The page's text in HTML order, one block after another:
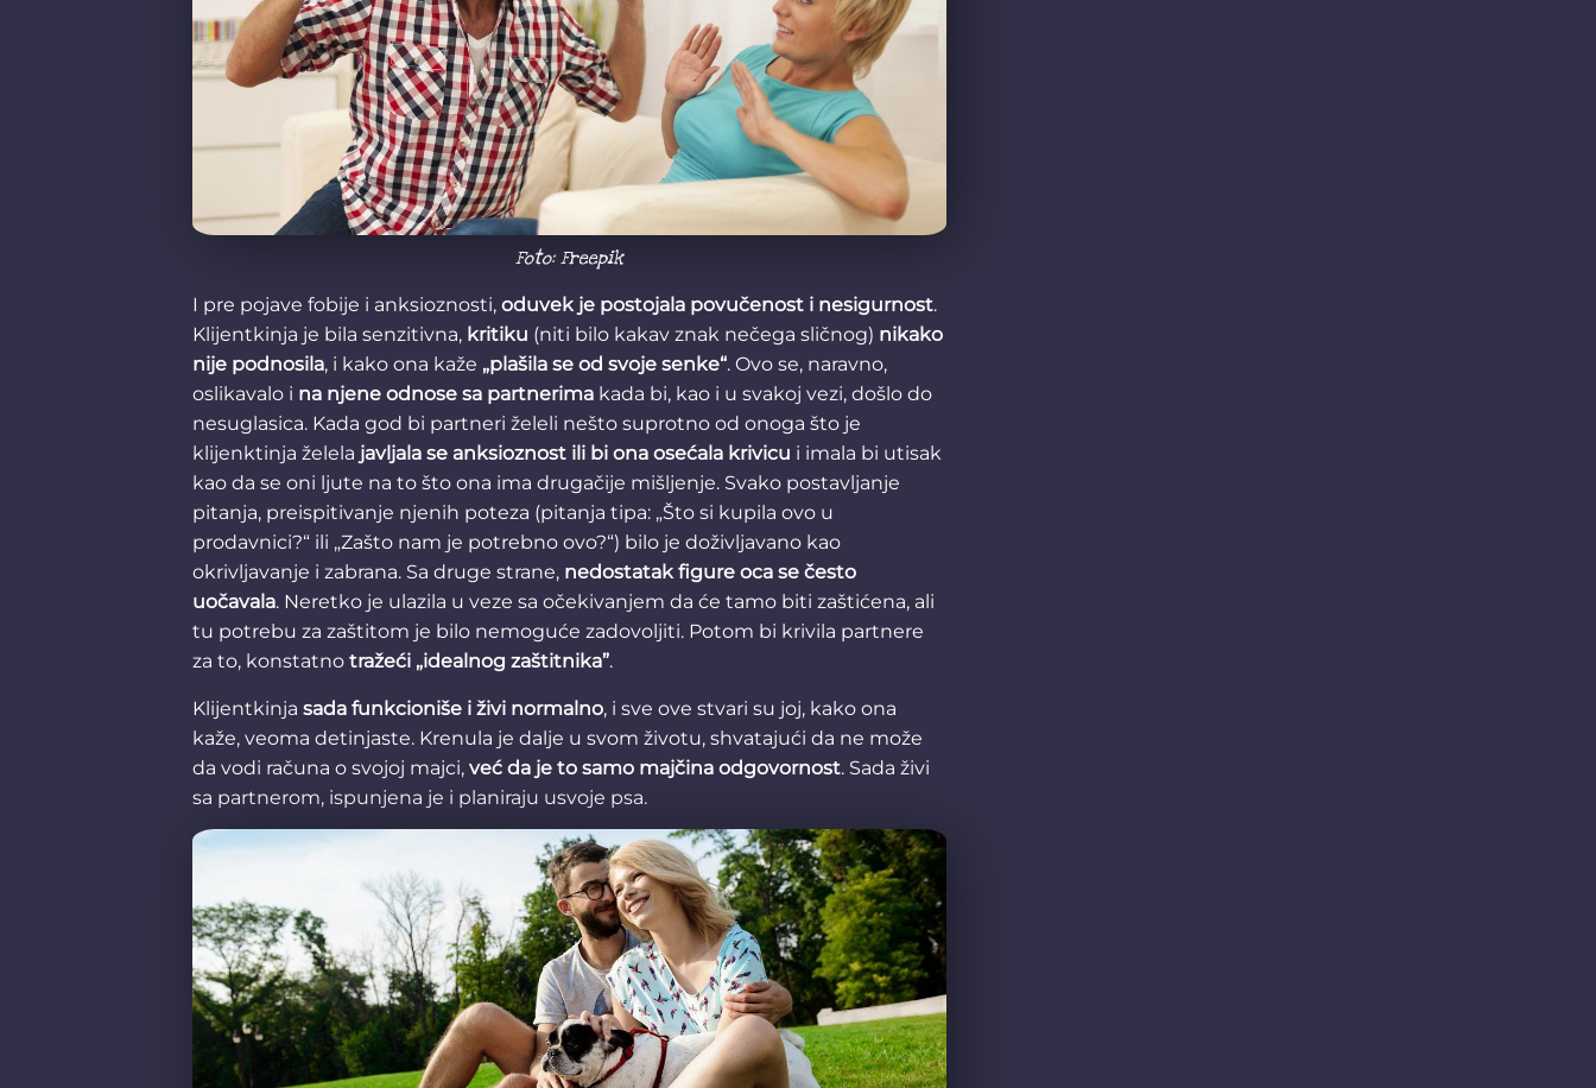
Foto: Freepik
I pre pojave fobije i anksioznosti, oduvek je postojala povučenost i nesigurnost.
Klijentkinja je bila senzitivna, kritiku (niti bilo kakav znak nečega sličnog) nikako
nije podnosila, i kako ona kaže „plašila se od svoje senke“. Ovo se, naravno,
oslikavalo i na njene odnose sa partnerima kada bi, kao i u svakoj vezi, došlo do
nesuglasica. Kada god bi partneri želeli nešto suprotno od onoga što je
klijenktinja želela javljala se anksioznost ili bi ona osećala krivicu i imala bi utisak
kao da se oni ljute na to što ona ima drugačije mišljenje. Svako postavljanje
pitanja, preispitivanje njenih poteza (pitanja tipa: „Što si kupila ovo u
prodavnici?“ ili „Zašto nam je potrebno ovo?“) bilo je doživljavano kao
okrivljavanje i zabrana. Sa druge strane, nedostatak figure oca se često
uočavala. Neretko je ulazila u veze sa očekivanjem da će tamo biti zaštićena, ali
tu potrebu za zaštitom je bilo nemoguće zadovoljiti. Potom bi krivila partnere
za to, konstatno tražeći „idealnog zaštitnika”.
Klijentkinja sada funkcioniše i živi normalno, i sve ove stvari su joj, kako ona
kaže, veoma detinjaste. Krenula je dalje u svom životu, shvatajući da ne može
da vodi računa o svojoj majci, već da je to samo majčina odgovornost. Sada živi
sa partnerom, ispunjena je i planiraju usvoje psa.